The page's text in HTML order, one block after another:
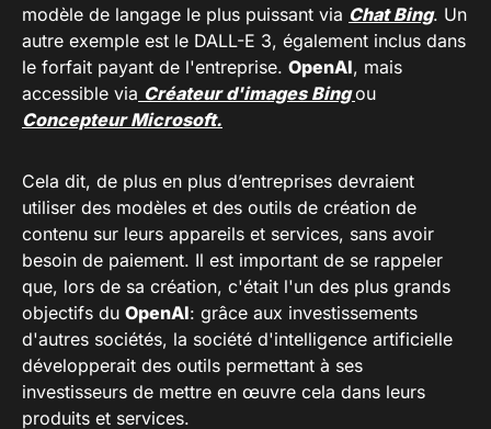
modèle de langage le plus puissant via Chat Bing. Un
autre exemple est le DALL-E 3, également inclus dans
le forfait payant de l'entreprise. OpenAI, mais
accessible via Créateur d'images Bingou
Concepteur Microsoft.
Cela dit, de plus en plus d’entreprises devraient
utiliser des modèles et des outils de création de
contenu sur leurs appareils et services, sans avoir
besoin de paiement. Il est important de se rappeler
que, lors de sa création, c'était l'un des plus grands
objectifs du OpenAI: grâce aux investissements
d'autres sociétés, la société d'intelligence artificielle
développerait des outils permettant à ses
investisseurs de mettre en œuvre cela dans leurs
produits et services.